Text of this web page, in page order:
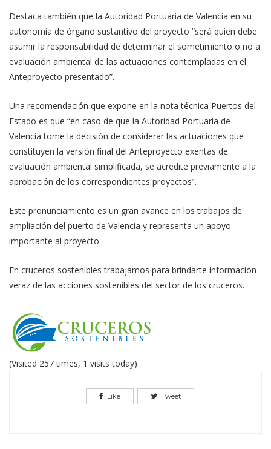
Destaca también que la Autoridad Portuaria de Valencia en su
autonomía de órgano sustantivo del proyecto “será quien debe
asumir la responsabilidad de determinar el sometimiento o no a
evaluación ambiental de las actuaciones contempladas en el
Anteproyecto presentado”.
Una recomendación que expone en la nota técnica Puertos del
Estado es que “en caso de que la Autoridad Portuaria de
Valencia tome la decisión de considerar las actuaciones que
constituyen la versión final del Anteproyecto exentas de
evaluación ambiental simplificada, se acredite previamente a la
aprobación de los correspondientes proyectos”.
Este pronunciamiento es un gran avance en los trabajos de
ampliación del puerto de Valencia y representa un apoyo
importante al proyecto.
En cruceros sostenibles trabajamos para brindarte información
veraz de las acciones sostenibles del sector de los cruceros.
(Visited 257 times, 1 visits today)
Like Tweet